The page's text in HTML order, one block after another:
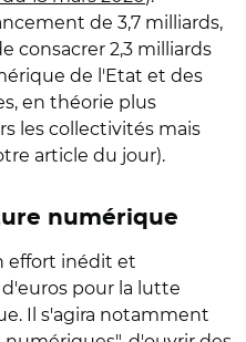
de 3,7 milliards,
consacrer 2,3 milliards
de l'Etat et des
en théorie plus
les collectivités mais
article du jour).
numérique
effort inédit et
pour la lutte
Il s'agira notamment